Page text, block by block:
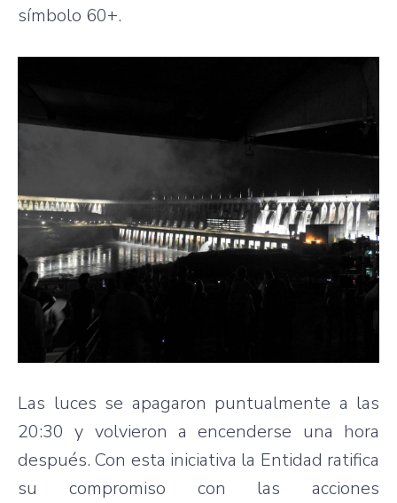
símbolo 60+.
Las luces se apagaron puntualmente a las
20:30 y volvieron a encenderse una hora
después. Con esta iniciativa la Entidad ratifica
su compromiso con las acciones